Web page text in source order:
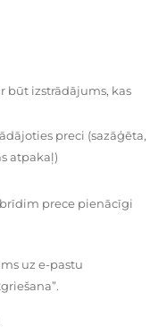
būt izstrādājums, kas
preci (sazāģēta,
atpakaļ)
prece pienācīgi
uz e-pastu